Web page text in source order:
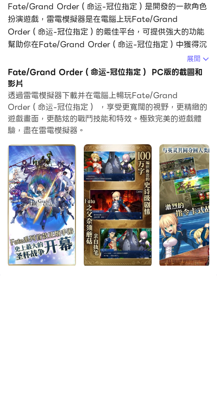
Fate/Grand Order（命运-冠位指定）是開發的一款角色
扮演遊戲，雷電模擬器是在電腦上玩Fate/Grand
Order（命运-冠位指定）的最佳平台，可提供強大的功能
幫助你在Fate/Grand Order（命运-冠位指定）中獲得沉
當你在電腦上玩Fate/Grand Order（命运-冠位指定）的
時候，作為一個想要運行新帳號的初始玩家，多開和同步器
功能對於首抽是非常有用的。你可以使用他們去複製多個模
擬器然後開始同步過程。綁定您的帳號直到您抽到喜歡的英
雄。
此外，操作錄製對於那些需要你升級和完成任務的遊戲是一
個很棒的選擇！運行同步器並錄製您的操作，然後即時地重
複主實例的操作。通過這樣做，您可以同時執行2個或更多
的帳戶。你可以總在其他人之前得到你想要的英雄！這要歸
功於更快的刷初始和更省時的召喚！現在就開始在電腦上下
載和玩Fate/Grand Order（命运-冠位指定）吧！
被誉为日本“蚁后级IP”的Fate系列首款正版手游
《Fate/Grand Order》正式上线！《Fate/Grand
Order》（中文译名《命运-冠位指定》，以下简称
《FGO》）由TYPE-MOON出品，由bilibili游戏在大陆地
展開
Fate/Grand Order（命运-冠位指定） PC版的截圖和
影片
透過雷電模擬器下載并在電腦上暢玩Fate/Grand
Order（命运-冠位指定） ，享受更寬闊的視野，更精緻的
遊戲畫面，更酷炫的戰鬥技能和特效。極致完美的遊戲體
驗，盡在雷電模擬器。